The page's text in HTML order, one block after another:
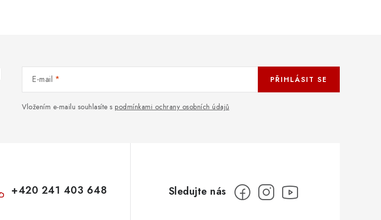
E-mail
Vložením e-mailu souhlasíte s podmínkami ochrany osobních údajů
PŘIHLÁSIT SE
+420 241 403 648